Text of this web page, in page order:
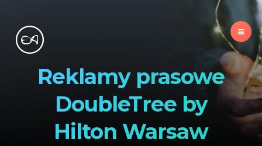
Reklamy prasowe
DoubleTree by
Hilton Warsaw